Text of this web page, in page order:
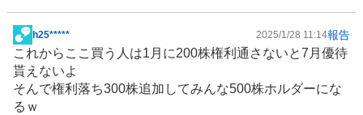
掲
示
板
記
h25***** 2025/1/28 11:14報告
これからここ買う人は1月に200株権利通さないと7月優待
貰えないよ
そんで権利落ち300株追加してみんな500株ホルダーにな
るｗ